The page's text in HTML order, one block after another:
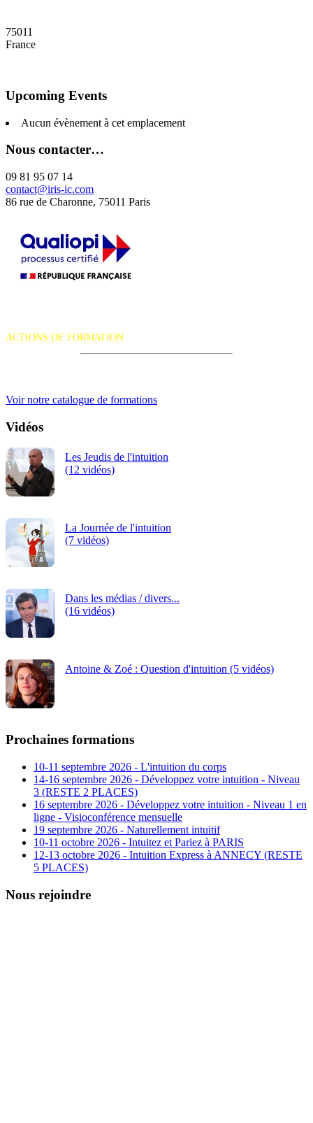
75011
France
Upcoming Events
Aucun évènement à cet emplacement
Nous contacter…
09 81 95 07 14
contact@iris-ic.com
86 rue de Charonne, 75011 Paris
ACTIONS DE FORMATION
Voir notre catalogue de formations
Vidéos
Les Jeudis de l'intuition
(12 vidéos)
La Journée de l'intuition
(7 vidéos)
Dans les médias / divers...
(16 vidéos)
Antoine & Zoé : Question d'intuition (5 vidéos)
Prochaines formations
10-11 septembre 2026 - L'intuition du corps
14-16 septembre 2026 - Développez votre intuition - Niveau
3 (RESTE 2 PLACES)
16 septembre 2026 - Développez votre intuition - Niveau 1 en
ligne - Visioconférence mensuelle
19 septembre 2026 - Naturellement intuitif
10-11 octobre 2026 - Intuitez et Pariez à PARIS
12-13 octobre 2026 - Intuition Express à ANNECY (RESTE
5 PLACES)
Nous rejoindre